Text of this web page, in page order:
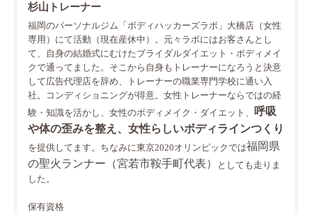
杉山トレーナー
福岡のパーソナルジム「ボディハッカーズラボ」大橋店（女性
専用）にて活動（現在産休中）。元々ラボにはお客さんとし
て、自身の結婚式にむけたブライダルダイエット・ボディメイ
クで通ってました。そこから自身もトレーナーになろうと決意
して広告代理店を辞め、トレーナーの職業専門学校に通い入
社。コンディショニングが得意。女性トレーナーならではの経
験・知識を活かし、女性のボディメイク・ダイエット、
呼吸
や体の歪みを整え、女性らしいボディラインつくり
を提供してます。ちなみに東京2020オリンピックでは福岡県
の聖火ランナー（宮若市鞍手町代表）
としても走りま
した。
保有資格